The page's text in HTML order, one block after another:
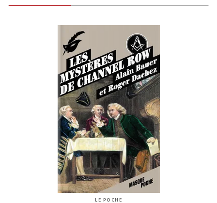
LE POCHE